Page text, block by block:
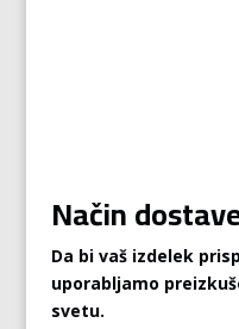
Način
Da bi vaš izdelek
uporabljamo
svetu.